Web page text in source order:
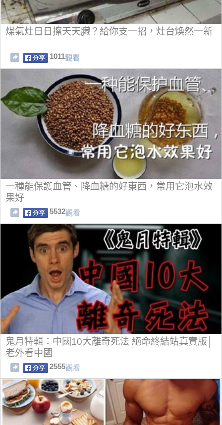
煤氣灶日日擦天天臟？給你支一招，灶台煥然一新
1011觀看
一種能保護血管、降血糖的好東西，常用它泡水效
果好
5532觀看
鬼月特輯：中國10大離奇死法 絕命終結站真實版│
老外看中國
2555觀看